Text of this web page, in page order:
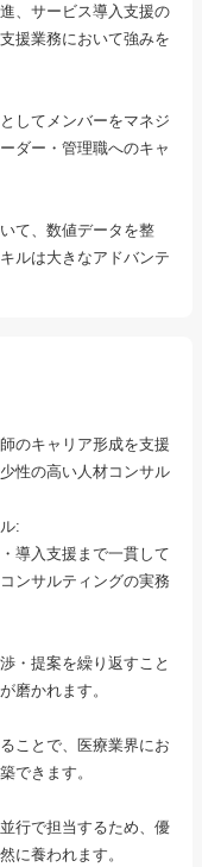
、サービス導入支援の
援業務において強みを
してメンバーをマネジ
ダー・管理職へのキャ
て、数値データを整
ルは大きなアドバンテ
のキャリア形成を支援
性の高い人材コンサル
:
導入支援まで一貫して
ンサルティングの実務
・提案を繰り返すこと
磨かれます。
ことで、医療業界にお
できます。
行で担当するため、優
に養われます。